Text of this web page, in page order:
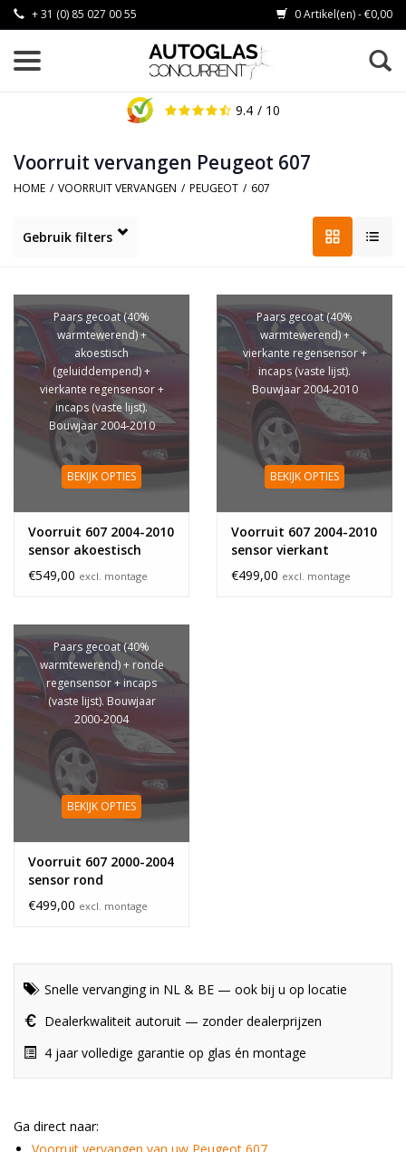
+ 31 (0) 85 027 00 55 0 Artikel(en) - €0,00
9.4 / 10
Voorruit vervangen Peugeot 607
HOME / VOORRUIT VERVANGEN / PEUGEOT / 607
Gebruik filters
Paars gecoat (40%
warmtewerend) +
akoestisch
(geluiddempend) +
vierkante regensensor +
incaps (vaste lijst).
Bouwjaar 2004-2010
BEKIJK OPTIES
Voorruit 607 2004-2010
sensor akoestisch
€549,00 excl. montage
Paars gecoat (40%
warmtewerend) +
vierkante regensensor +
incaps (vaste lijst).
Bouwjaar 2004-2010
BEKIJK OPTIES
Voorruit 607 2004-2010
sensor vierkant
€499,00 excl. montage
Paars gecoat (40%
warmtewerend) + ronde
regensensor + incaps
(vaste lijst). Bouwjaar
2000-2004
BEKIJK OPTIES
Voorruit 607 2000-2004
sensor rond
€499,00 excl. montage
Snelle vervanging in NL & BE — ook bij u op locatie
Dealerkwaliteit autoruit — zonder dealerprijzen
4 jaar volledige garantie op glas én montage
Ga direct naar: